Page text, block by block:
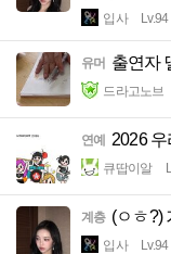
입사 Lv.94
유머 출연자
드라고노브
연예 2026
큐땁이알
계층 (ㅇㅎ?)
입사 Lv.94